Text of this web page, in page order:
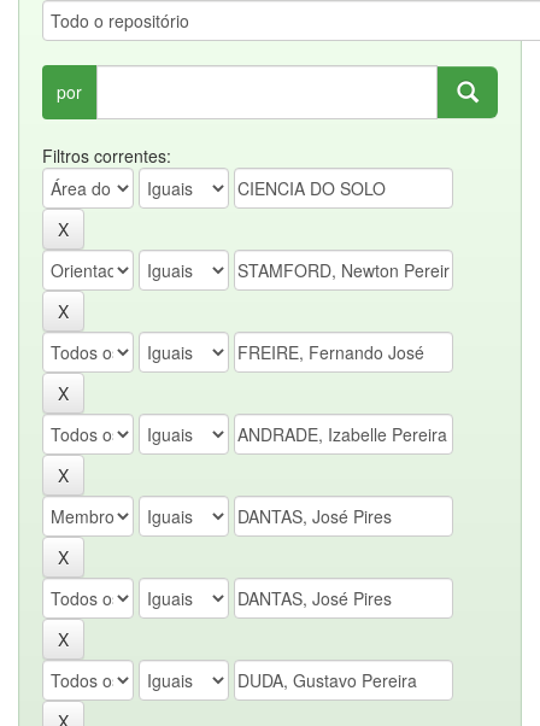
por
Filtros correntes: